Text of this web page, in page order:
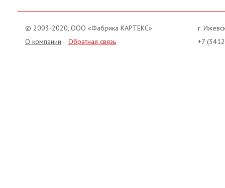
© 2003-2020, ООО «Фабрика КАРТЕКС»
О компании
Обратная связь
г.
+7